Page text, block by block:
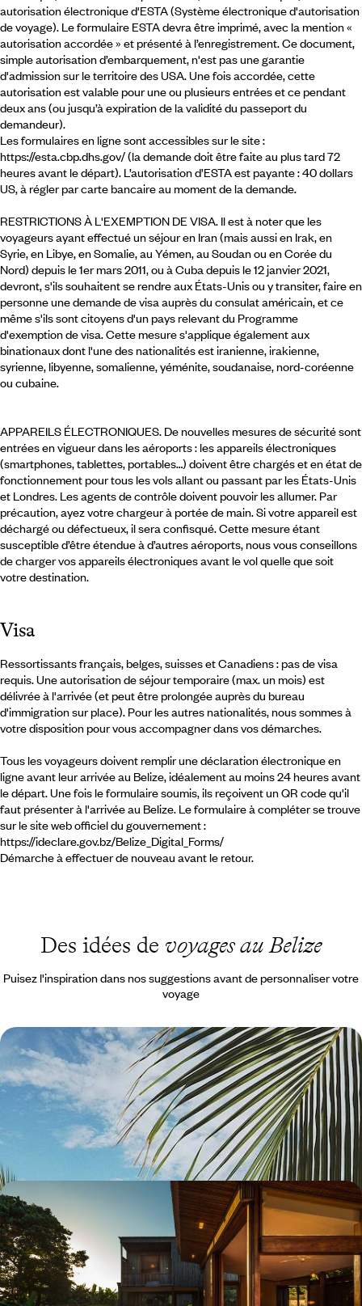
autorisation électronique d'ESTA (Système électronique d'autorisation
de voyage). Le formulaire ESTA devra être imprimé, avec la mention «
autorisation accordée » et présenté à l’enregistrement. Ce document,
simple autorisation d’embarquement, n'est pas une garantie
d'admission sur le territoire des USA. Une fois accordée, cette
autorisation est valable pour une ou plusieurs entrées et ce pendant
deux ans (ou jusqu’à expiration de la validité du passeport du
demandeur).
Les formulaires en ligne sont accessibles sur le site :
https://esta.cbp.dhs.gov/ (la demande doit être faite au plus tard 72
heures avant le départ). L’autorisation d’ESTA est payante : 40 dollars
US, à régler par carte bancaire au moment de la demande.
RESTRICTIONS À L'EXEMPTION DE VISA. Il est à noter que les
voyageurs ayant effectué un séjour en Iran (mais aussi en Irak, en
Syrie, en Libye, en Somalie, au Yémen, au Soudan ou en Corée du
Nord) depuis le 1er mars 2011, ou à Cuba depuis le 12 janvier 2021,
devront, s'ils souhaitent se rendre aux États-Unis ou y transiter, faire en
personne une demande de visa auprès du consulat américain, et ce
même s'ils sont citoyens d'un pays relevant du Programme
d'exemption de visa. Cette mesure s'applique également aux
binationaux dont l'une des nationalités est iranienne, irakienne,
syrienne, libyenne, somalienne, yéménite, soudanaise, nord-coréenne
ou cubaine.
APPAREILS ÉLECTRONIQUES. De nouvelles mesures de sécurité sont
entrées en vigueur dans les aéroports : les appareils électroniques
(smartphones, tablettes, portables…) doivent être chargés et en état de
fonctionnement pour tous les vols allant ou passant par les États-Unis
et Londres. Les agents de contrôle doivent pouvoir les allumer. Par
précaution, ayez votre chargeur à portée de main. Si votre appareil est
déchargé ou défectueux, il sera confisqué. Cette mesure étant
susceptible d’être étendue à d’autres aéroports, nous vous conseillons
de charger vos appareils électroniques avant le vol quelle que soit
votre destination.
Visa
Ressortissants français, belges, suisses et Canadiens : pas de visa
requis. Une autorisation de séjour temporaire (max. un mois) est
délivrée à l'arrivée (et peut être prolongée auprès du bureau
d'immigration sur place). Pour les autres nationalités, nous sommes à
votre disposition pour vous accompagner dans vos démarches.
Tous les voyageurs doivent remplir une déclaration électronique en
ligne avant leur arrivée au Belize, idéalement au moins 24 heures avant
le départ. Une fois le formulaire soumis, ils reçoivent un QR code qu'il
faut présenter à l'arrivée au Belize. Le formulaire à compléter se trouve
sur le site web officiel du gouvernement :
https://ideclare.gov.bz/Belize_Digital_Forms/
Démarche à effectuer de nouveau avant le retour.
Des idées de voyages au Belize
Puisez l'inspiration dans nos suggestions avant de personnaliser votre
voyage
Le Belize de feuilles et d'eau - Retraite tropicale et
croisière privée en catamaran
Un échappée bel(izienne) en deux temps : la terre et la mer, l'aventure
et la contemplation
9 jours, de 7600 à 9600 $ CA
Douce vie au Belize - Deux lodges d'exception
signés Coppola
Savourer le charme tropical de véritables cocons de luxe, au cœur de
la forêt et face à la mer des Caraïbes
8 jours, de 7700 à 9300 $ CA